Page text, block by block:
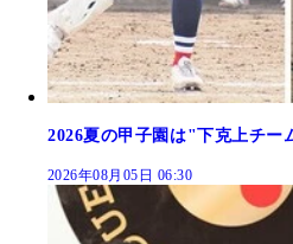
2026夏の甲子園は"下克上チー
2026年08月05日 06:30